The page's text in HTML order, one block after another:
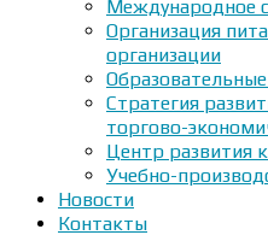
Международное
Организация
организации
Стратегия
торгово-
Центр развития
Учебно-
Новости
Контакты